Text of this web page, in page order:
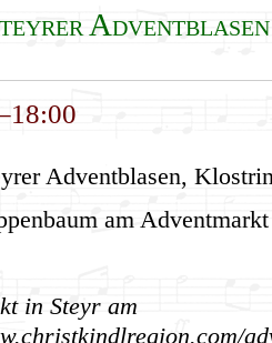
Adventblasen,
am
in Steyr am